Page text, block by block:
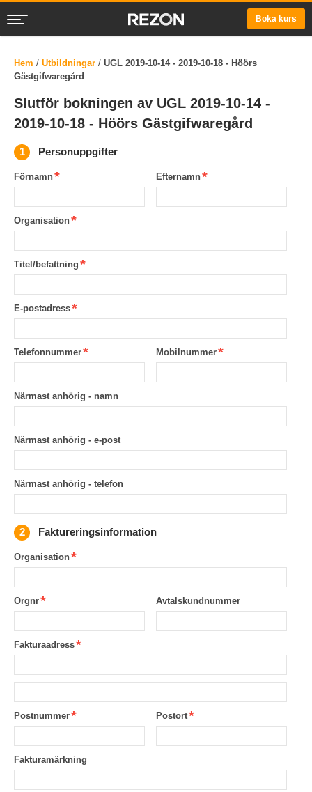
Boka kurs
Hem / Utbildningar / UGL 2019-10-14 - 2019-10-18 - Höörs
Gästgifwaregård
Slutför bokningen av UGL 2019-10-14 -
2019-10-18 - Höörs Gästgifwaregård
Personuppgifter
Förnamn Efternamn
Organisation
Titel/befattning
E-postadress
Telefonnummer Mobilnummer
Närmast anhörig - namn
Närmast anhörig - e-post
Närmast anhörig - telefon
Faktureringsinformation
Organisation
Orgnr Avtalskundnummer
Fakturaadress
Postnummer Postort
Fakturamärkning